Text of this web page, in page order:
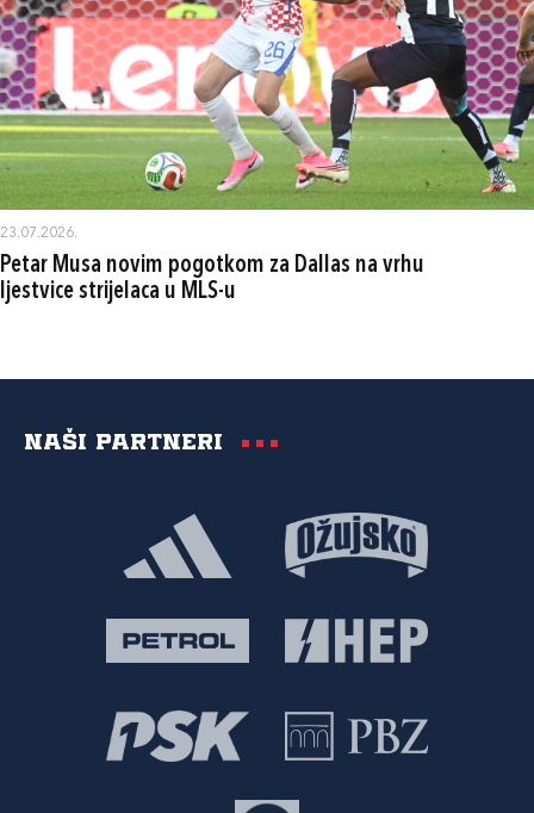
23.07.2026.
Petar Musa novim pogotkom za Dallas na vrhu
ljestvice strijelaca u MLS-u
Naši partneri